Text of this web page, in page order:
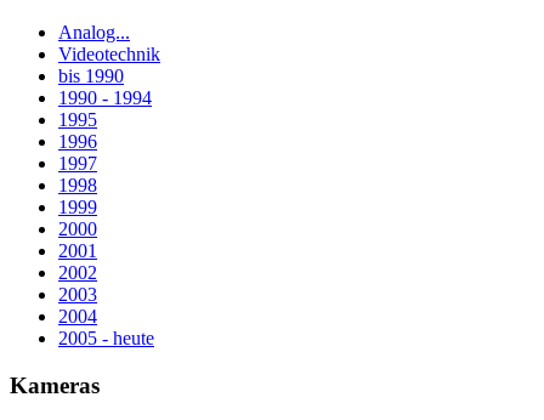
Analog...
Videotechnik
bis 1990
1990 - 1994
1995
1996
1997
1998
1999
2000
2001
2002
2003
2004
2005 - heute
Kameras